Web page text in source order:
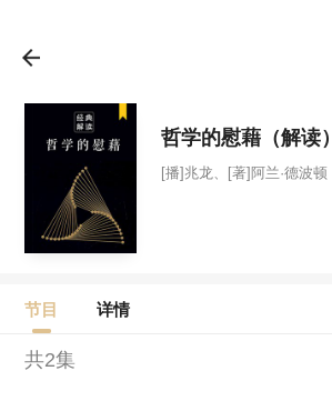
哲学的慰藉（解读）
[播]兆龙、[著]阿兰·德波顿
节目 详情
共2集